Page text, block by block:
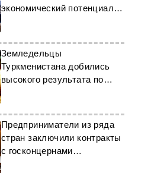
экономический потенциал
страны
Земледельцы
Туркменистана добились
высокого результата по
сбору картофеля
Предприниматели из ряда
стран заключили контракты
с госконцернами
Туркменистана